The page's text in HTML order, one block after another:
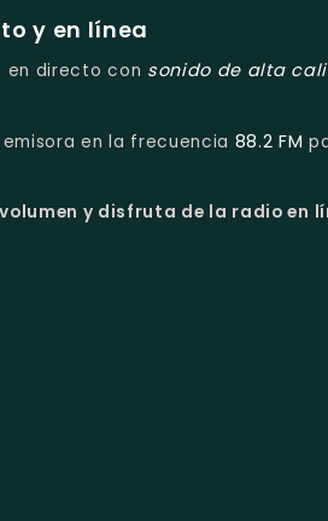
y en línea
en directo con sonido de alta
en la frecuencia 88.2 FM
y disfruta de la radio en